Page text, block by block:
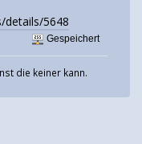
details/5648
Gespeichert
die keiner kann.